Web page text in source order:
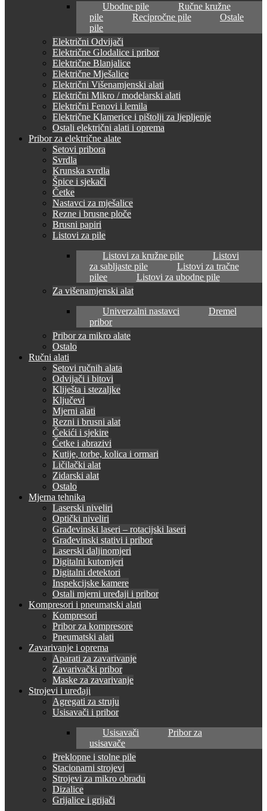
Ubodne pile
Ručne kružne
pile
Recipročne pile
Ostale
pile
Električni Odvijači
Električne Glodalice i pribor
Električne Blanjalice
Električne Mješalice
Električni Višenamjenski alati
Električni Mikro / modelarski alati
Električni Fenovi i lemila
Električne Klamerice i pištolji za ljepljenje
Ostali električni alati i oprema
Pribor za električne alate
Setovi pribora
Svrdla
Krunska svrdla
Špice i sjekači
Četke
Nastavci za mješalice
Rezne i brusne ploče
Brusni papiri
Listovi za pile
Listovi za kružne pile
Listovi
za sabljaste pile
Listovi za tračne
pilee
Listovi za ubodne pile
Za višenamjenski alat
Univerzalni nastavci
Dremel
pribor
Pribor za mikro alate
Ostalo
Ručni alati
Setovi ručnih alata
Odvijači i bitovi
Kliješta i stezaljke
Ključevi
Mjerni alati
Rezni i brusni alat
Čekići i sjekire
Četke i abrazivi
Kutije, torbe, kolica i ormari
Ličilački alat
Zidarski alat
Ostalo
Mjerna tehnika
Laserski niveliri
Optički niveliri
Građevinski laseri – rotacijski laseri
Građevinski stativi i pribor
Laserski daljinomjeri
Digitalni kutomjeri
Digitalni detektori
Inspekcijske kamere
Ostali mjerni uređaji i pribor
Kompresori i pneumatski alati
Kompresori
Pribor za kompresore
Pneumatski alati
Zavarivanje i oprema
Aparati za zavarivanje
Zavarivački pribor
Maske za zavarivanje
Strojevi i uređaji
Agregati za struju
Usisavači i pribor
Usisavači
Pribor za
usisavače
Preklopne i stolne pile
Stacionarni strojevi
Strojevi za mikro obradu
Dizalice
Grijalice i grijači